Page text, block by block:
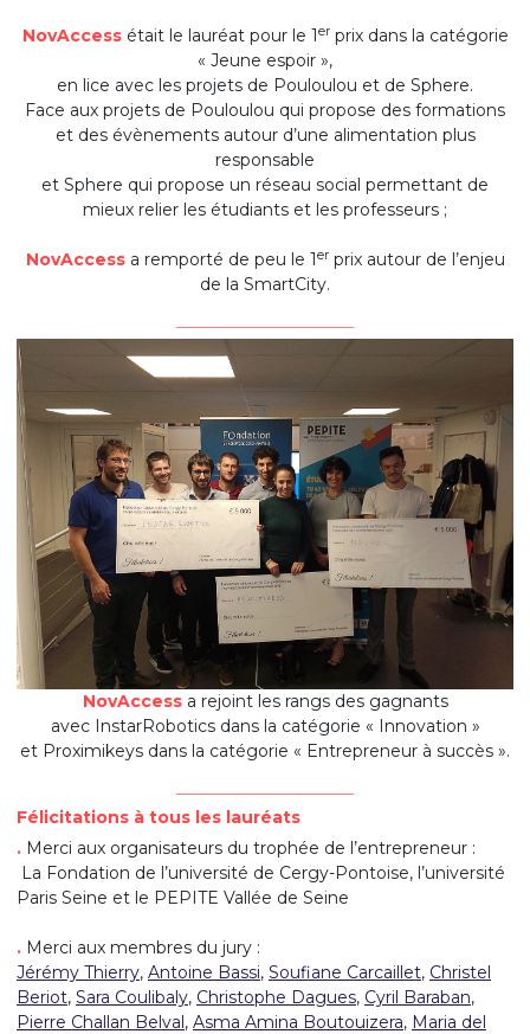
NovAccessétait le lauréat pour le 1erprix dans la catégorie
« Jeune espoir »,
en lice avec les projets de Pouloulou et de Sphere.
Face aux projets de Pouloulou qui propose des formations
et des évènements autour d’une alimentation plus
responsable
et Sphere qui propose un réseau social permettant de
mieux relier les étudiants et les professeurs ;
NovAccess a remporté de peu le 1erprix autour de l’enjeu
de la SmartCity.
NovAccessa rejoint les rangs des gagnants
avec InstarRobotics dans la catégorie « Innovation »
et Proximikeys dans la catégorie « Entrepreneur à succès ».
Félicitations à tous les lauréats
. Merci aux organisateurs du trophée de l’entrepreneur :
La Fondation de l’université de Cergy-Pontoise, l’université
Paris Seine et le PEPITE Vallée de Seine
. Merci aux membres du jury :
Jérémy Thierry, Antoine Bassi, Soufiane Carcaillet, Christel
Beriot, Sara Coulibaly, Christophe Dagues, Cyril Baraban,
Pierre Challan Belval, Asma Amina Boutouizera, Maria del